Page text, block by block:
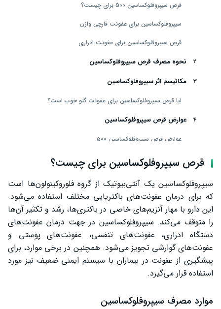
قرص سیپروفلوکساسین 500 برای چیست؟
سیپروفلوکساسین برای عفونت قارچی واژن
قرص سیپروفلوکساسین برای عفونت ادراری
نحوه مصرف قرص سیپروفلوکساسین
مکانیسم اثر سیپروفلوکساسین
ایا قرص سیپروفلوکساسین برای عفونت گلو خوب است؟
عوارض قرص سیپروفلوکساسین
عوارض قرص سیپروفلوکساسین ۵۰۰
موارد احتیاط
قرص سیپروفلوکساسین در بارداری
عفونت رحم و قرص سیپروفلوکساسین
تداخل دارویی سیپروفلوکساسین
سخن پایانی
قرص سیپروفلوکساسین برای چیست؟
سیپروفلوکساسین یک آنتی‌بیوتیک از گروه فلوروکینولون‌ها است
که برای درمان عفونت‌های باکتریایی مختلف استفاده می‌شود.
این دارو با مهار آنزیم‌های خاصی در باکتری‌ها، رشد و تکثیر آن‌ها
را متوقف می‌کند. سیپروفلوکساسین در جهت درمان عفونت‌های
دستگاه ادراری، عفونت‌های تنفسی، عفونت‌های پوستی و
عفونت‌های گوارشی تجویز می‌شود. همچنین در برخی موارد، برای
پیشگیری از عفونت در بیماران با سیستم ایمنی ضعیف نیز مورد
استفاده قرار می‌گیرد.
موارد مصرف سیپروفلوکساسین